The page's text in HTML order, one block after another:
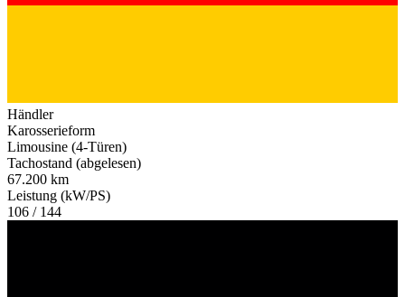
Händler
Karosserieform
Limousine (4-Türen)
Tachostand (abgelesen)
67.200 km
Leistung (kW/PS)
106 / 144